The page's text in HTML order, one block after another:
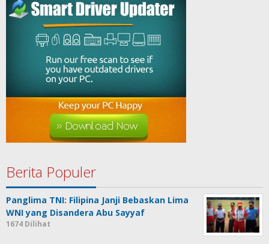
Berita Populer
Panglima TNI: Filipina Janji Bebaskan Lima
WNI yang Disandera Abu Sayyaf
1674 Dilihat